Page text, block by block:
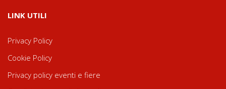
LINK UTILI
Privacy Policy
Cookie Policy
Privacy policy eventi e fiere